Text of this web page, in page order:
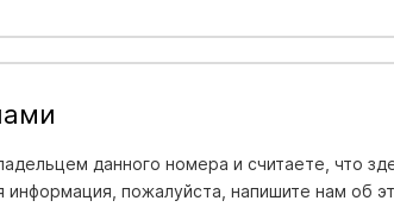
данного номера и считаете, что
информация, пожалуйста, напишите нам об